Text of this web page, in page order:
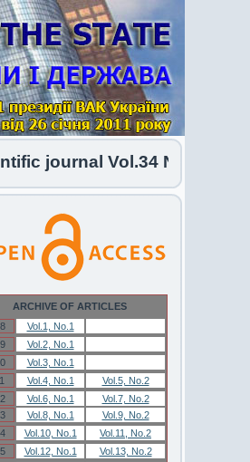
Vol.34 No.1 2026 has
ARCHIVE OF ARTICLES
Vol.1, No.1
Vol.2, No.1
Vol.3, No.1
Vol.4, No.1
Vol.5, No.2
Vol.6, No.1
Vol.7, No.2
Vol.8, No.1
Vol.9, No.2
Vol.10, No.1
Vol.11, No.2
Vol.12, No.1
Vol.13, No.2